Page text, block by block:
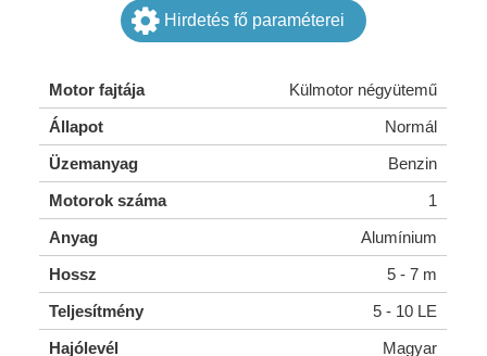
Hirdetés fő paraméterei
Motor fajtája
Külmotor négyütemű
Állapot
Normál
Üzemanyag
Benzin
Motorok száma
1
Anyag
Alumínium
Hossz
5 - 7 m
Teljesítmény
5 - 10 LE
Hajólevél
Magyar